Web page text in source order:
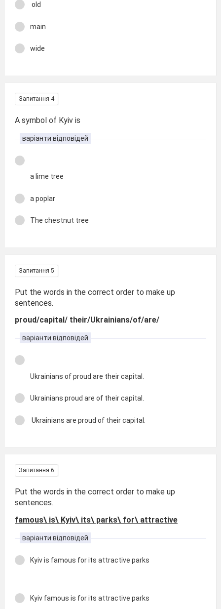
old
main
wide
Запитання 4
A symbol of Kyiv is
варіанти відповідей
a lime tree
a poplar
The chestnut tree
Запитання 5
Put the words in the correct order to make up
sentences.
proud/capital/ their/Ukrainians/of/are/
варіанти відповідей
Ukrainians of proud are their capital.
Ukrainians proud are of their capital.
Ukrainians are proud of their capital.
Запитання 6
Put the words in the correct order to make up
sentences.
famous\ is\ Kyiv\ its\ parks\ for\ attractive
варіанти відповідей
Kyiv is famous for its attractive parks
Kyiv famous is for its attractive parks